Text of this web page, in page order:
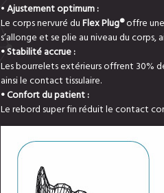
•Ajustement optimum :
Le corps nervuré duFlex Plug®offre
s’allonge et se plie au niveau du corps,
• Stabilité accrue :
Les bourrelets extérieurs offrent 30%
ainsi le contact tissulaire.
• Confort du patient :
Le rebord super fin réduit le contact